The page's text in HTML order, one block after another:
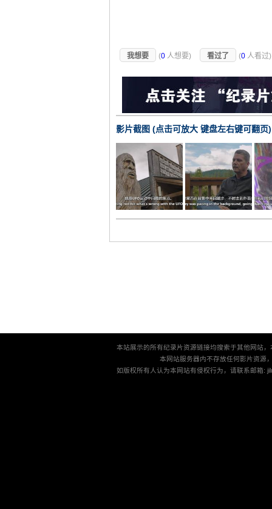
我想要 (0 人想要) 看过了 (0 人看过
影片截图 (点击可放大 键盘左右键可翻页)
本站展示的所有纪录片资源链接均搜索于其他网站
本网站服务器内不存放任何影片资源
如版权所有人认为本网站有侵权行为，请联系邮箱: